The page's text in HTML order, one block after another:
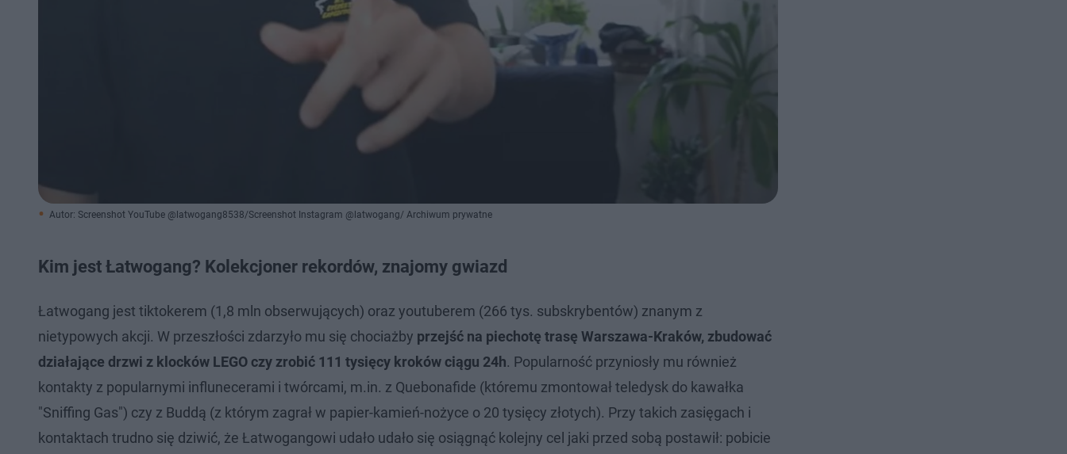
Autor: Screenshot YouTube @latwogang8538/Screenshot Instagram @latwogang/ Archiwum prywatne
Kim jest Łatwogang? Kolekcjoner rekordów, znajomy gwiazd
Łatwogang jest tiktokerem (1,8 mln obserwujących) oraz youtuberem (266 tys. subskrybentów) znanym z
nietypowych akcji. W przeszłości zdarzyło mu się chociażby przejść na piechotę trasę Warszawa-Kraków, zbudować
działające drzwi z klocków LEGO czy zrobić 111 tysięcy kroków ciągu 24h. Popularność przyniosły mu również
kontakty z popularnymi influnecerami i twórcami, m.in. z Quebonafide (któremu zmontował teledysk do kawałka
"Sniffing Gas") czy z Buddą (z którym zagrał w papier-kamień-nożyce o 20 tysięcy złotych). Przy takich zasięgach i
kontaktach trudno się dziwić, że Łatwogangowi udało udało się osiągnąć kolejny cel jaki przed sobą postawił: pobicie